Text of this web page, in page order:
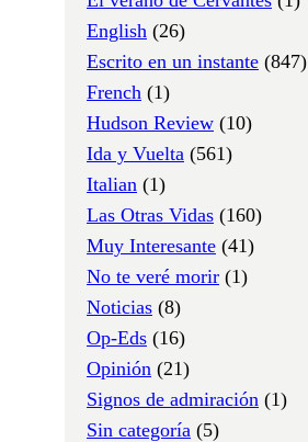
English (26)
Escrito en un instante (847)
French (1)
Hudson Review (10)
Ida y Vuelta (561)
Italian (1)
Las Otras Vidas (160)
Muy Interesante (41)
No te veré morir (1)
Noticias (8)
Op-Eds (16)
Opinión (21)
Signos de admiración (1)
Sin categoría (5)